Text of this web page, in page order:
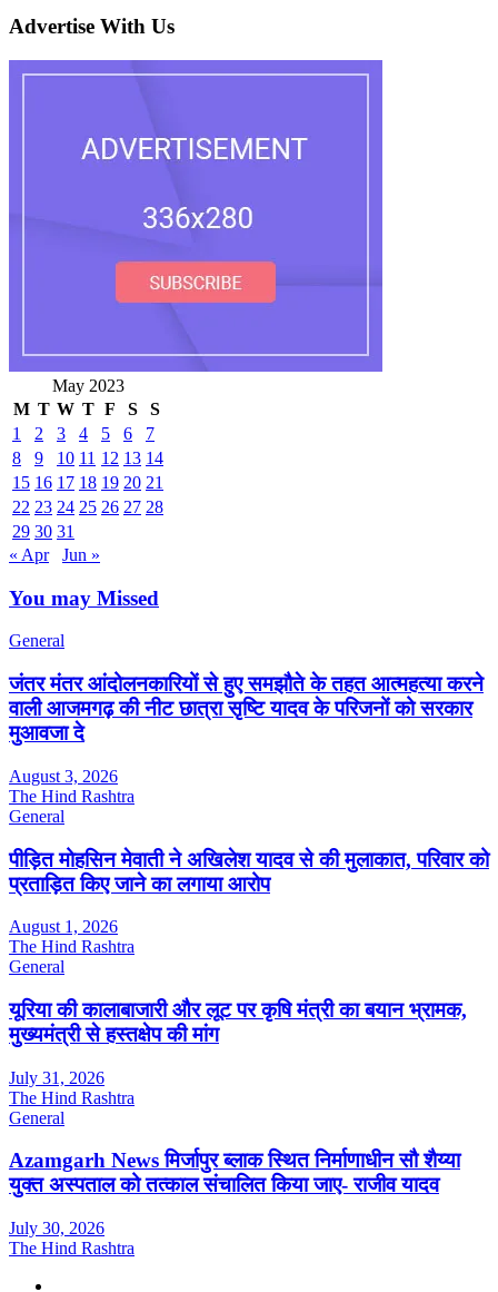
Advertise With Us
May 2023
M T W T F S
S
1
2 3 4 5 6
7
8
9 10 11 12 13 14
15 16 17 18 19 20 21
22 23 24 25 26 27 28
29 30 31
« Apr
Jun »
You may Missed
General
जंतर मंतर आंदोलनकारियों से हुए समझौते के तहत आत्महत्या करने
वाली आजमगढ़ की नीट छात्रा सृष्टि यादव के परिजनों को सरकार
मुआवजा दे
August 3, 2026
The Hind Rashtra
General
पीड़ित मोहसिन मेवाती ने अखिलेश यादव से की मुलाकात, परिवार को
प्रताड़ित किए जाने का लगाया आरोप
August 1, 2026
The Hind Rashtra
General
यूरिया की कालाबाजारी और लूट पर कृषि मंत्री का बयान भ्रामक,
मुख्यमंत्री से हस्तक्षेप की मांग
July 31, 2026
The Hind Rashtra
General
Azamgarh News मिर्जापुर ब्लाक स्थित निर्माणाधीन सौ शैय्या
युक्त अस्पताल को तत्काल संचालित किया जाए- राजीव यादव
July 30, 2026
The Hind Rashtra